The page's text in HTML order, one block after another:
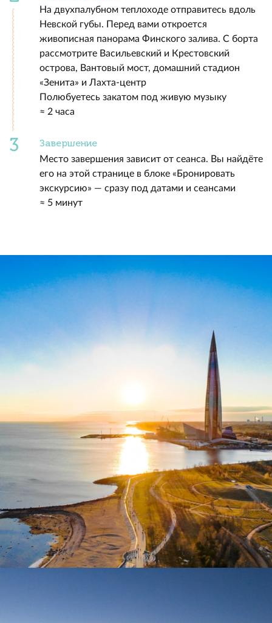
На двухпалубном теплоходе отправитесь вдоль
Невской губы. Перед вами откроется
живописная панорама Финского залива. С борта
рассмотрите Васильевский и Крестовский
острова, Вантовый мост, домашний стадион
«Зенита» и Лахта-центр
Полюбуетесь закатом под живую музыку
≈ 2 часа
Завершение
Место завершения зависит от сеанса. Вы найдёте
его на этой странице в блоке «Бронировать
экскурсию» — сразу под датами и сеансами
≈ 5 минут